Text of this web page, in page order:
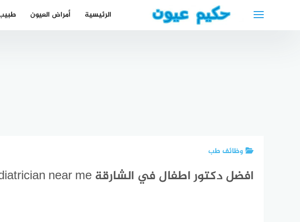
الرئيسية أمراض العيون
وظائف طب
افضل دكتور اطفال في الشارقة pediatrician near me